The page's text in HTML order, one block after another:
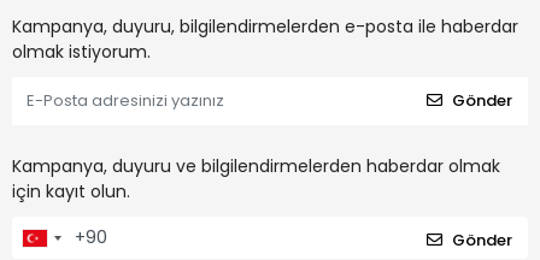
Kampanya, duyuru, bilgilendirmelerden e-posta ile haberdar
olmak istiyorum.
Gönder
Kampanya, duyuru ve bilgilendirmelerden haberdar olmak
için kayıt olun.
Gönder